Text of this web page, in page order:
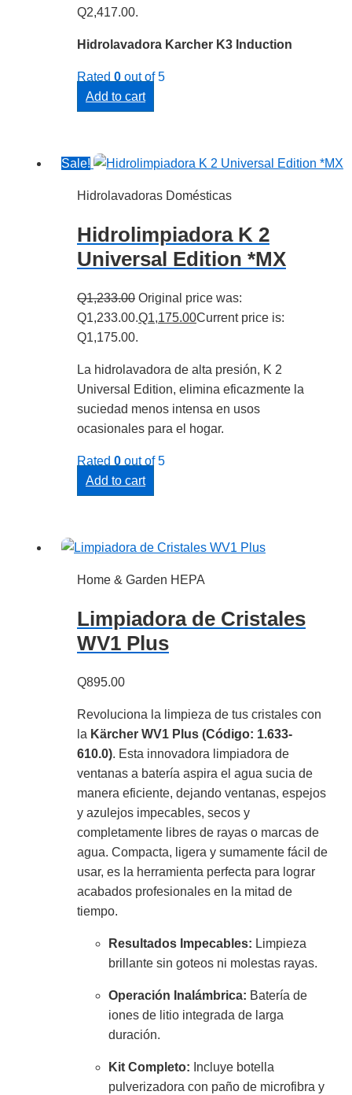
Q2,417.00.
Hidrolavadora Karcher K3 Induction
Rated 0 out of 5
Add to cart
Sale!
Hidrolavadoras Domésticas
Hidrolimpiadora K 2
Universal Edition *MX
Q1,233.00 Original price was:
Q1,233.00.Q1,175.00Current price is:
Q1,175.00.
La hidrolavadora de alta presión, K 2
Universal Edition, elimina eficazmente la
suciedad menos intensa en usos
ocasionales para el hogar.
Rated 0 out of 5
Add to cart
Home & Garden HEPA
Limpiadora de Cristales
WV1 Plus
Q895.00
Revoluciona la limpieza de tus cristales con
la Kärcher WV1 Plus (Código: 1.633-
610.0). Esta innovadora limpiadora de
ventanas a batería aspira el agua sucia de
manera eficiente, dejando ventanas, espejos
y azulejos impecables, secos y
completamente libres de rayas o marcas de
agua. Compacta, ligera y sumamente fácil de
usar, es la herramienta perfecta para lograr
acabados profesionales en la mitad de
tiempo.
Resultados Impecables: Limpieza
brillante sin goteos ni molestas rayas.
Operación Inalámbrica: Batería de
iones de litio integrada de larga
duración.
Kit Completo: Incluye botella
pulverizadora con paño de microfibra y